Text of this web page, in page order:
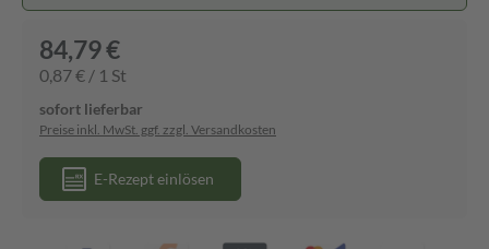
84,79 €
0,87 € / 1 St
sofort lieferbar
Preise inkl. MwSt. ggf. zzgl. Versandkosten
E-Rezept einlösen